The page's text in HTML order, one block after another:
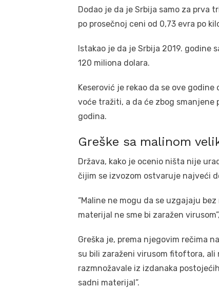
Dodao je da je Srbija samo za prva
po prosečnoj ceni od 0,73 evra po
Istakao je da je Srbija 2019. godine
120 miliona dolara.
Keserović je rekao da se ove
voće tražiti, a da će zbog
godina.
Greške sa malinom
Država, kako je ocenio ništa nije
čijim se izvozom ostvaruje najveći
“Maline ne mogu da se uzgajaju
materijal ne sme bi zaražen
Greška je, prema njegovim rečima
su bili zaraženi virusom fitoftora, ali
razmnožavale iz izdanaka
sadni materijal”.